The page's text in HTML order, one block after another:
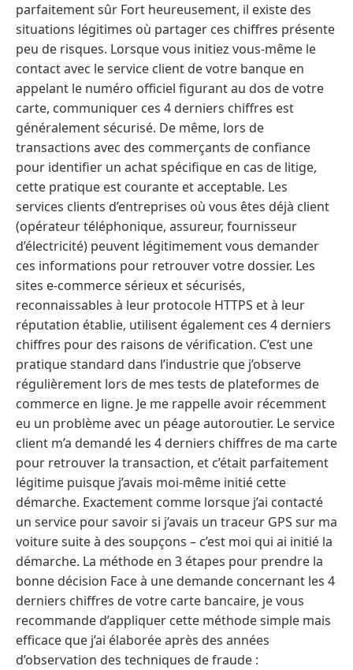
parfaitement sûr Fort heureusement, il existe des
situations légitimes où partager ces chiffres présente
peu de risques. Lorsque vous initiez vous-même le
contact avec le service client de votre banque en
appelant le numéro officiel figurant au dos de votre
carte, communiquer ces 4 derniers chiffres est
généralement sécurisé. De même, lors de
transactions avec des commerçants de confiance
pour identifier un achat spécifique en cas de litige,
cette pratique est courante et acceptable. Les
services clients d’entreprises où vous êtes déjà client
(opérateur téléphonique, assureur, fournisseur
d’électricité) peuvent légitimement vous demander
ces informations pour retrouver votre dossier. Les
sites e-commerce sérieux et sécurisés,
reconnaissables à leur protocole HTTPS et à leur
réputation établie, utilisent également ces 4 derniers
chiffres pour des raisons de vérification. C’est une
pratique standard dans l’industrie que j’observe
régulièrement lors de mes tests de plateformes de
commerce en ligne. Je me rappelle avoir récemment
eu un problème avec un péage autoroutier. Le service
client m’a demandé les 4 derniers chiffres de ma carte
pour retrouver la transaction, et c’était parfaitement
légitime puisque j’avais moi-même initié cette
démarche. Exactement comme lorsque j’ai contacté
un service pour savoir si j’avais un traceur GPS sur ma
voiture suite à des soupçons – c’est moi qui ai initié la
démarche. La méthode en 3 étapes pour prendre la
bonne décision Face à une demande concernant les 4
derniers chiffres de votre carte bancaire, je vous
recommande d’appliquer cette méthode simple mais
efficace que j’ai élaborée après des années
d’observation des techniques de fraude :